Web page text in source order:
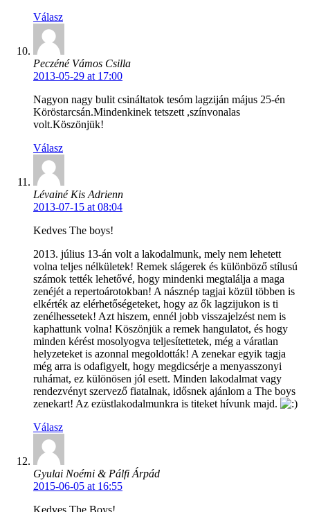
Válasz
Peczéné Vámos Csilla
2013-05-29 at 17:00
Nagyon nagy bulit csináltatok tesóm lagziján május 25-én
Köröstarcsán.Mindenkinek tetszett ,színvonalas
volt.Köszönjük!
Válasz
Lévainé Kis Adrienn
2013-07-15 at 08:04
Kedves The boys!
2013. július 13-án volt a lakodalmunk, mely nem lehetett
volna teljes nélkületek! Remek slágerek és különböző stílusú
számok tették lehetővé, hogy mindenki megtalálja a maga
zenéjét a repertoárotokban! A násznép tagjai közül többen is
elkérték az elérhetőségeteket, hogy az ők lagzijukon is ti
zenélhessetek! Azt hiszem, ennél jobb visszajelzést nem is
kaphattunk volna! Köszönjük a remek hangulatot, és hogy
minden kérést mosolyogva teljesítettetek, még a váratlan
helyzeteket is azonnal megoldották! A zenekar egyik tagja
még arra is odafigyelt, hogy megdicsérje a menyasszonyi
ruhámat, ez különösen jól esett. Minden lakodalmat vagy
rendezvényt szervező fiatalnak, idősnek ajánlom a The boys
zenekart! Az ezüstlakodalmunkra is titeket hívunk majd.
Válasz
Gyulai Noémi & Pálfi Árpád
2015-06-05 at 16:55
Kedves The Boys!